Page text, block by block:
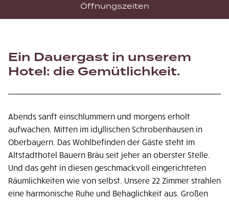
Öffnungszeiten
Ein Dauergast in unserem
Hotel: die Gemütlichkeit.
Abends sanft einschlummern und morgens erholt
aufwachen. Mitten im idyllischen Schrobenhausen in
Oberbayern. Das Wohlbefinden der Gäste steht im
Altstadthotel Bauern Bräu seit jeher an oberster Stelle.
Und das geht in diesen geschmackvoll eingerichteten
Räumlichkeiten wie von selbst. Unsere 22 Zimmer strahlen
eine harmonische Ruhe und Behaglichkeit aus. Großen